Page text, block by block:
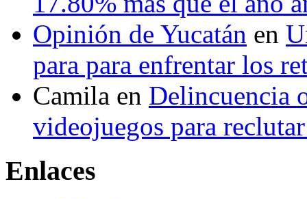
Opinión de Yucatán en
para para enfrentar los
Camila en Delincuencia
videojuegos para
Enlaces